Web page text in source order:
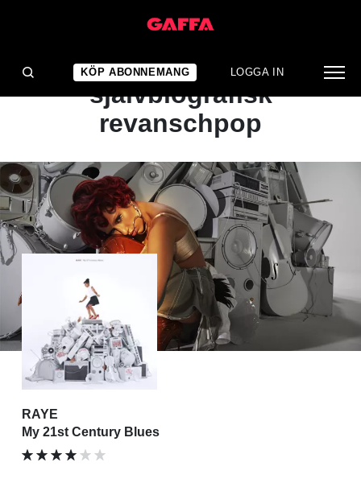
KÖP ABONNEMANG LOGGA IN
ALBUMRECENSION
Maximalistisk och
självbiografisk
revanschpop
RAYE
My 21st Century Blues